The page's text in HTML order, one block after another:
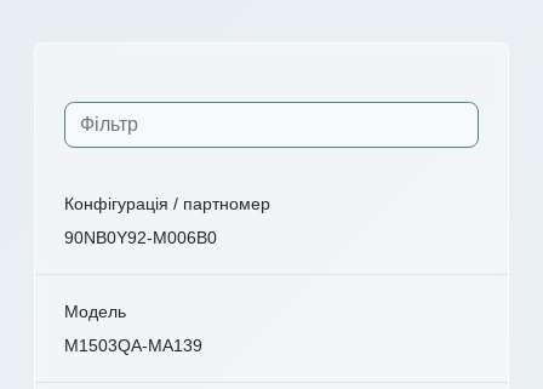
Конфігурація / партномер
90NB0Y92-M006B0
Модель
M1503QA-MA139